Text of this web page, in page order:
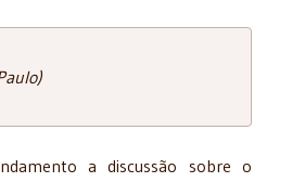
a discussão sobre o